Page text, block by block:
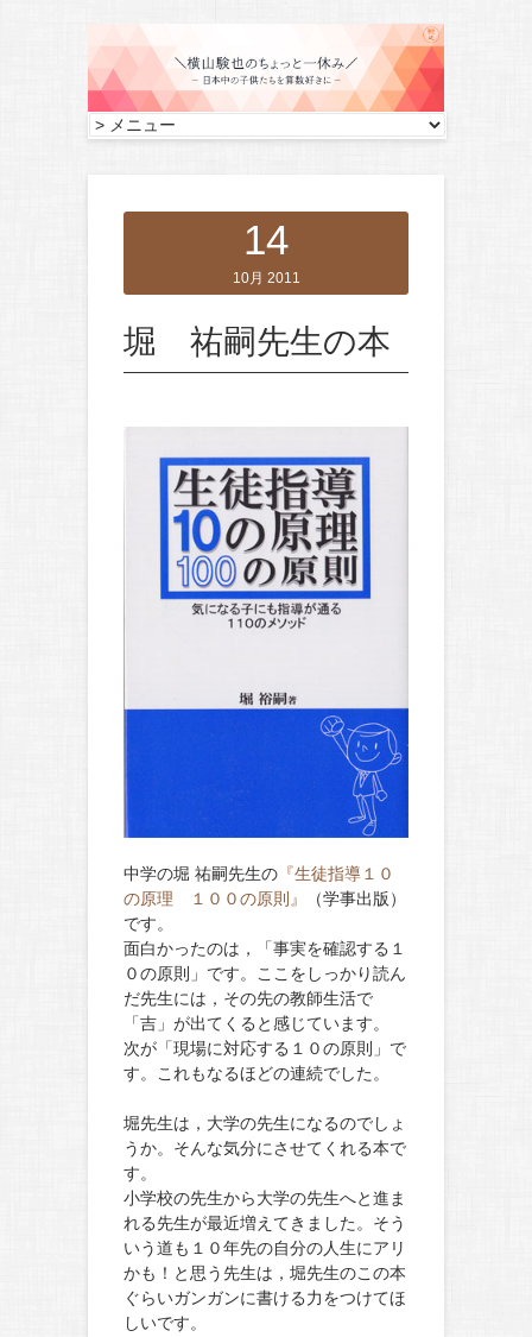
14
10月 2011
堀 祐嗣先生の本
中学の堀 祐嗣先生の 『生徒指導１０
の原理 １００の原則』
（学事出版）
です。
面白かったのは，「事実を確認する１
０の原則」です。ここをしっかり読ん
だ先生には，その先の教師生活で
「吉」が出てくると感じています。
次が「現場に対応する１０の原則」で
す。これもなるほどの連続でした。
堀先生は，大学の先生になるのでしょ
うか。そんな気分にさせてくれる本で
す。
小学校の先生から大学の先生へと進ま
れる先生が最近増えてきました。そう
いう道も１０年先の自分の人生にアリ
かも！と思う先生は，堀先生のこの本
ぐらいガンガンに書ける力をつけてほ
しいです。